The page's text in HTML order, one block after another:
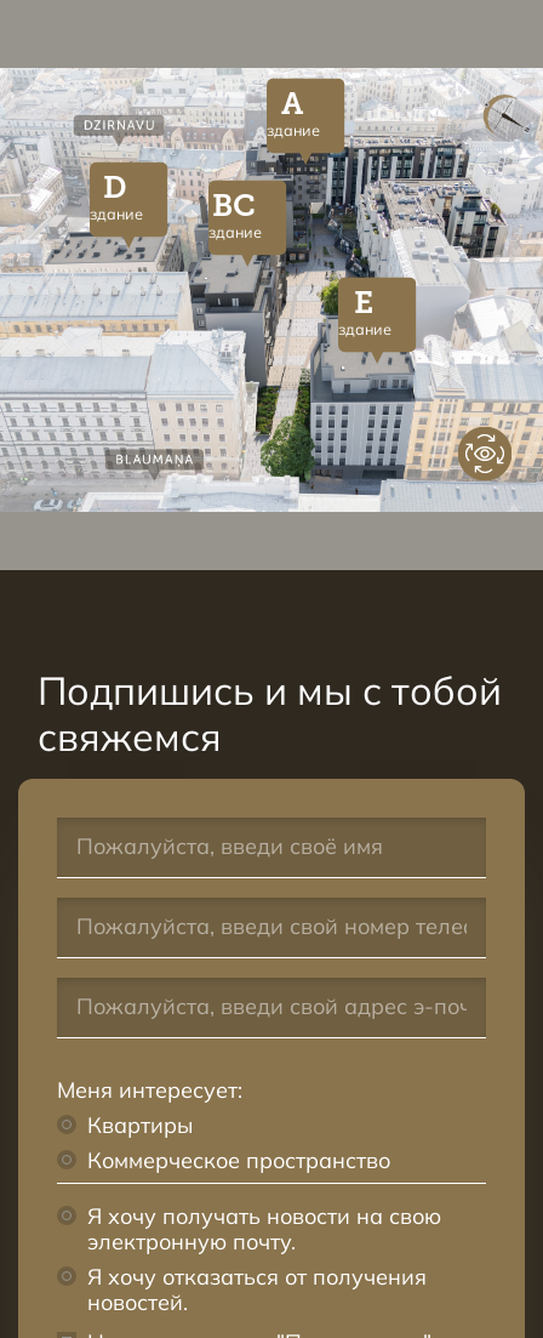
A
здание
BC
здание
D
здание
E
здание
Подпишись и мы с тобой
свяжемся
Меня интересует:
Квартиры
Коммерческое пространство
Я хочу получать новости на свою
электронную почту.
Я хочу отказаться от получения
новостей.